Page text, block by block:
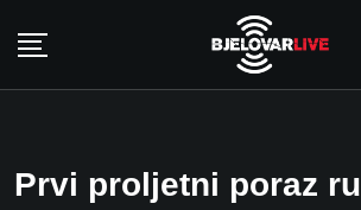
Prvi proljetni poraz